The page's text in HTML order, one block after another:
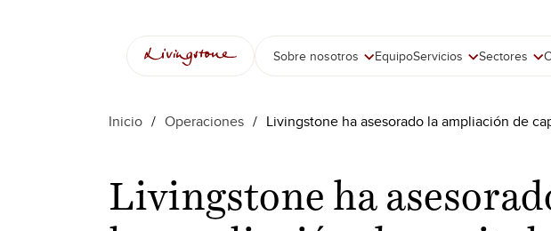
Sobre nosotros EquipoServicios Sectores
Inicio / Operaciones / Livingstone ha asesorado la ampliación de
Livingstone ha asesorado